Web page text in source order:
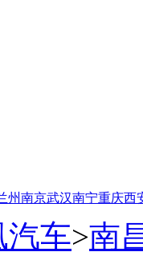
州南京武汉南宁重庆西
汽车>南